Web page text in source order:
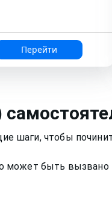
Перейти
шаги, чтобы
может быть